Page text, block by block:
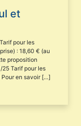
et
pour les
: 18,60 € (au
proposition
Tarif pour les
Pour en savoir […]